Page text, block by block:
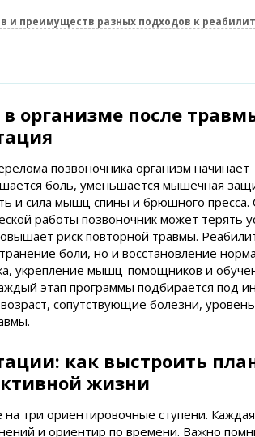
и преимуществ разных подходов к
организме после
позвоночника организм начинает
боль, уменьшается мышечная
и сила мышц спины и брюшного
работы позвоночник может терять
риск повторной травмы.
боли, но и восстановление
укрепление мышц-помощников и
этап программы подбирается под
сопутствующие болезни,
как выстроить
жизни
на три ориентировочные ступени.
и ориентир по времени. Важно